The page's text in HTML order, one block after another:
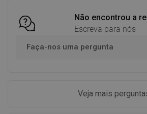
Não encontrou a
Escreva para nós
Faça-nos uma pergunta
Veja mais